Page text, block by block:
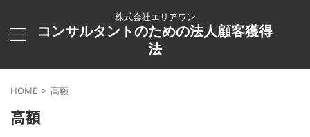
株式会社エリアワン
コンサルタントのための法人顧客獲得
法
HOME > 高額
高額